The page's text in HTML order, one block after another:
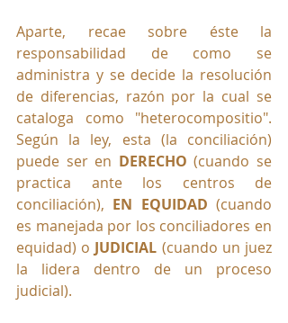
Aparte, recae sobre éste la
responsabilidad de como se
administra y se decide la resolución
de diferencias, razón por la cual se
cataloga como "heterocompositio".
Según la ley, esta (la conciliación)
puede ser en DERECHO (cuando se
practica ante los centros de
conciliación), EN EQUIDAD (cuando
es manejada por los conciliadores en
equidad) o JUDICIAL (cuando un juez
la lidera dentro de un proceso
judicial).